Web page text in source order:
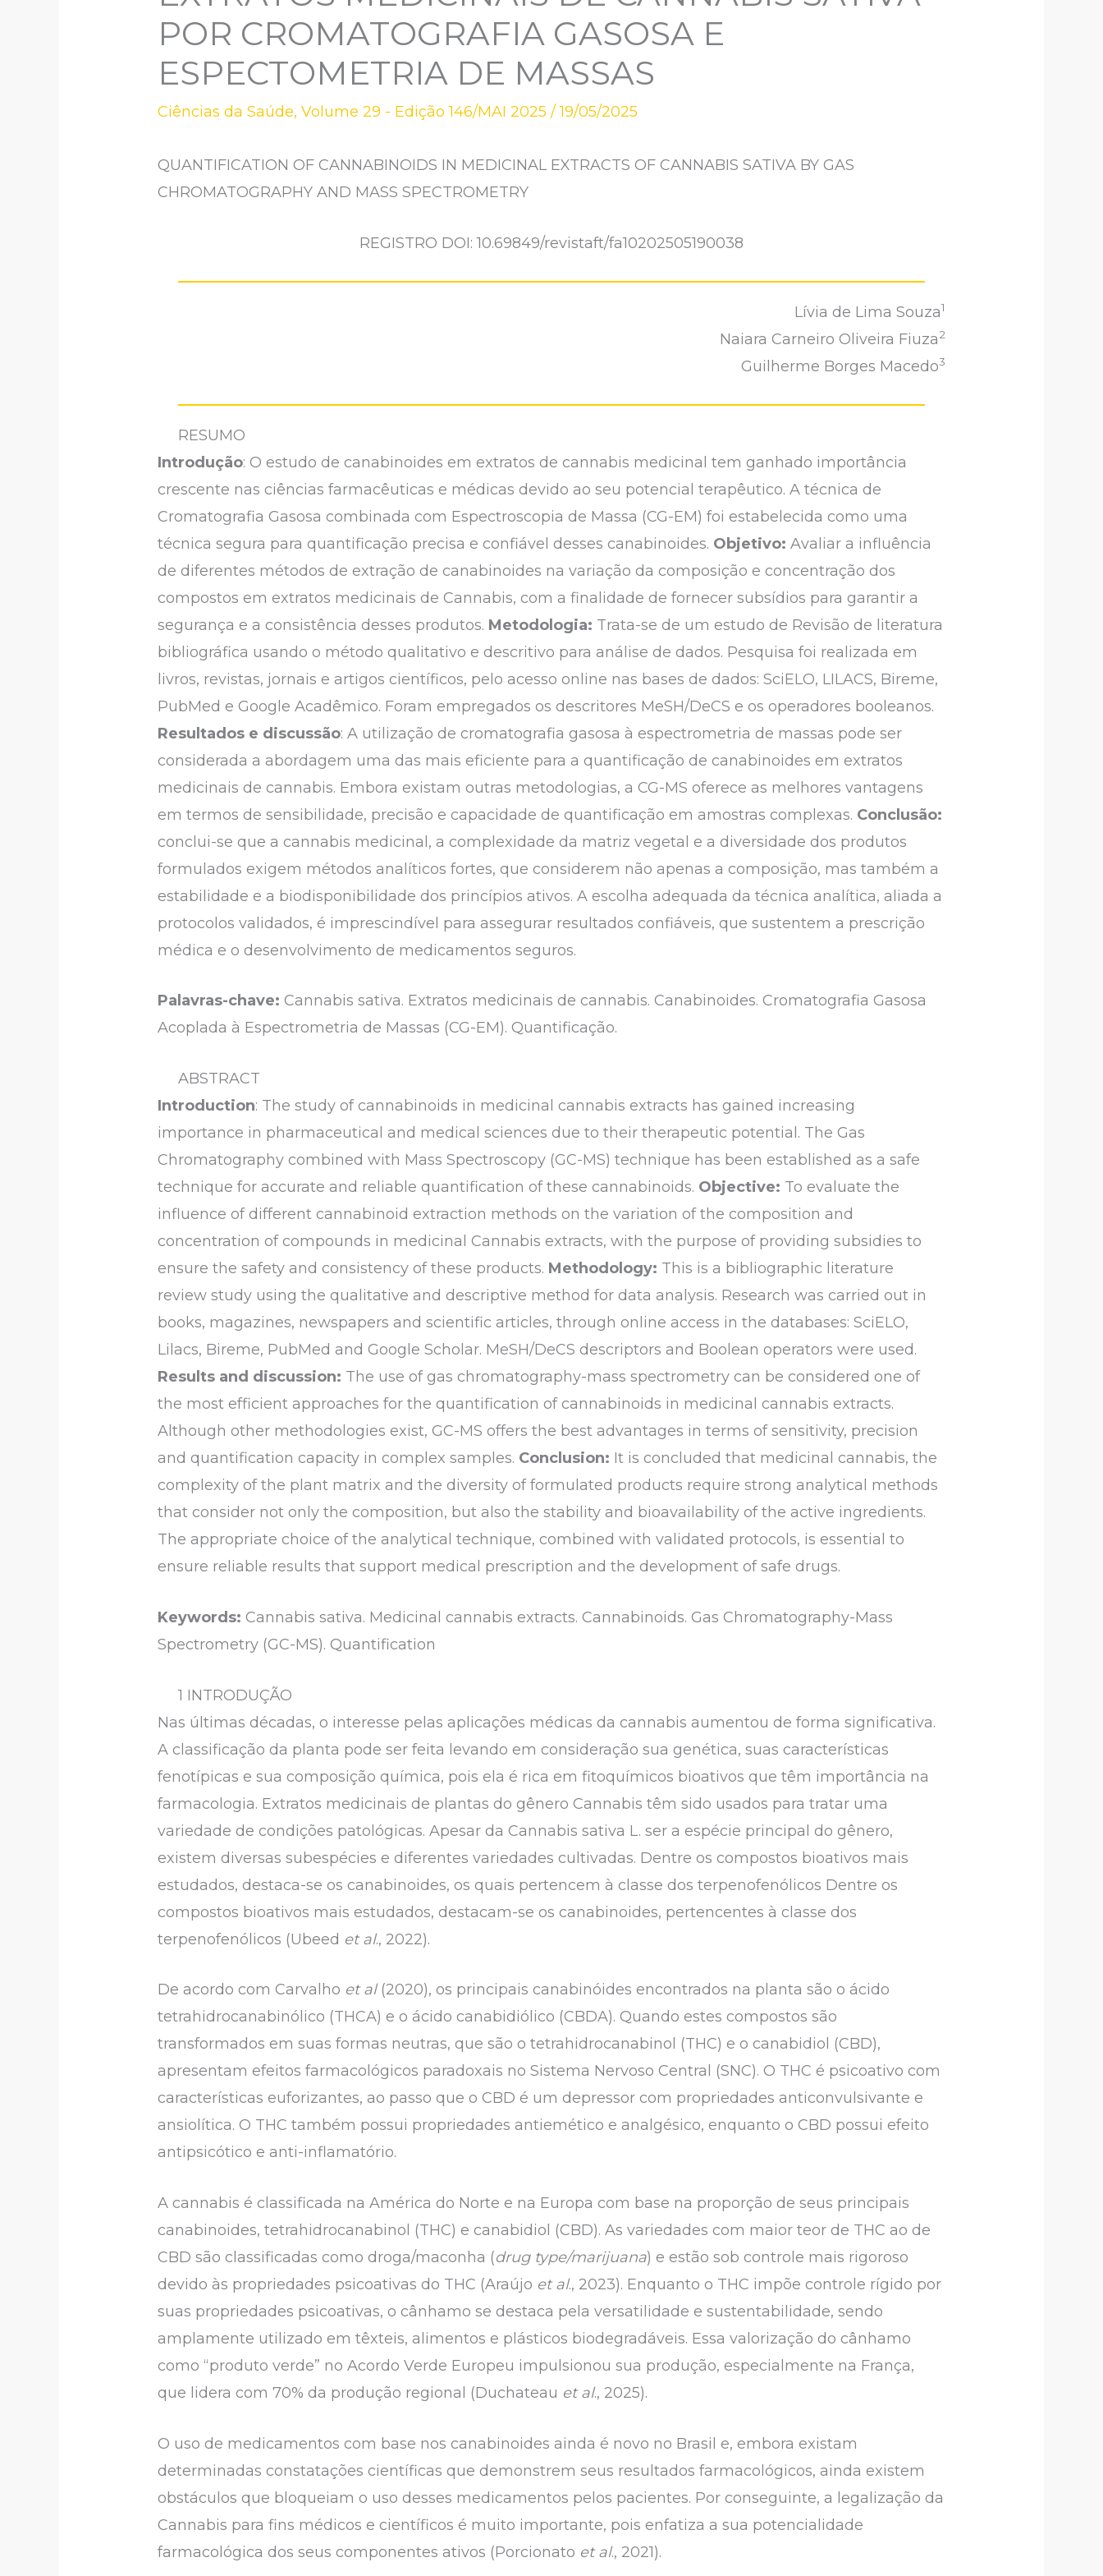
POR CROMATOGRAFIA GASOSA E
ESPECTOMETRIA DE MASSAS
Ciências da Saúde,Volume 29 - Edição 146/MAI 2025 /19/05/2025
QUANTIFICATION OF CANNABINOIDS IN MEDICINAL EXTRACTS OF CANNABIS SATIVA BY GAS
CHROMATOGRAPHY AND MASS SPECTROMETRY
REGISTRO DOI: 10.69849/revistaft/fa10202505190038
Lívia de Lima Souza1
Naiara Carneiro Oliveira Fiuza2
Guilherme Borges Macedo3
RESUMO
Introdução: O estudo de canabinoides em extratos de cannabis medicinal tem ganhado importância
crescente nas ciências farmacêuticas e médicas devido ao seu potencial terapêutico. A técnica de
Cromatografia Gasosa combinada com Espectroscopia de Massa (CG-EM) foi estabelecida como uma
técnica segura para quantificação precisa e confiável desses canabinoides. Objetivo: Avaliar a influência
de diferentes métodos de extração de canabinoides na variação da composição e concentração dos
compostos em extratos medicinais de Cannabis, com a finalidade de fornecer subsídios para garantir a
segurança e a consistência desses produtos. Metodologia: Trata-se de um estudo de Revisão de literatura
bibliográfica usando o método qualitativo e descritivo para análise de dados. Pesquisa foi realizada em
livros, revistas, jornais e artigos científicos, pelo acesso online nas bases de dados: SciELO, LILACS, Bireme,
PubMed e Google Acadêmico. Foram empregados os descritores MeSH/DeCS e os operadores booleanos.
Resultados e discussão: A utilização de cromatografia gasosa à espectrometria de massas pode ser
considerada a abordagem uma das mais eficiente para a quantificação de canabinoides em extratos
medicinais de cannabis. Embora existam outras metodologias, a CG-MS oferece as melhores vantagens
em termos de sensibilidade, precisão e capacidade de quantificação em amostras complexas. Conclusão:
conclui-se que a cannabis medicinal, a complexidade da matriz vegetal e a diversidade dos produtos
formulados exigem métodos analíticos fortes, que considerem não apenas a composição, mas também a
estabilidade e a biodisponibilidade dos princípios ativos. A escolha adequada da técnica analítica, aliada a
protocolos validados, é imprescindível para assegurar resultados confiáveis, que sustentem a prescrição
médica e o desenvolvimento de medicamentos seguros.
Palavras-chave:Cannabis sativa. Extratos medicinais de cannabis. Canabinoides. Cromatografia Gasosa
Acoplada à Espectrometria de Massas (CG-EM). Quantificação.
ABSTRACT
Introduction: The study of cannabinoids in medicinal cannabis extracts has gained increasing
importance in pharmaceutical and medical sciences due to their therapeutic potential. The Gas
Chromatography combined with Mass Spectroscopy (GC-MS) technique has been established as a safe
technique for accurate and reliable quantification of these cannabinoids. Objective: To evaluate the
influence of different cannabinoid extraction methods on the variation of the composition and
concentration of compounds in medicinal Cannabis extracts, with the purpose of providing subsidies to
ensure the safety and consistency of these products. Methodology: This is a bibliographic literature
review study using the qualitative and descriptive method for data analysis. Research was carried out in
books, magazines, newspapers and scientific articles, through online access in the databases: SciELO,
Lilacs, Bireme, PubMed and Google Scholar. MeSH/DeCS descriptors and Boolean operators were used.
Results and discussion: The use of gas chromatography-mass spectrometry can be considered one of
the most efficient approaches for the quantification of cannabinoids in medicinal cannabis extracts.
Although other methodologies exist, GC-MS offers the best advantages in terms of sensitivity, precision
and quantification capacity in complex samples. Conclusion: It is concluded that medicinal cannabis, the
complexity of the plant matrix and the diversity of formulated products require strong analytical methods
that consider not only the composition, but also the stability and bioavailability of the active ingredients.
The appropriate choice of the analytical technique, combined with validated protocols, is essential to
ensure reliable results that support medical prescription and the development of safe drugs.
Keywords: Cannabis sativa. Medicinal cannabis extracts. Cannabinoids. Gas Chromatography-Mass
Spectrometry (GC-MS). Quantification
1 INTRODUÇÃO
Nas últimas décadas, o interesse pelas aplicações médicas da cannabis aumentou de forma significativa.
A classificação da planta pode ser feita levando em consideração sua genética, suas características
fenotípicas e sua composição química, pois ela é rica em fitoquímicos bioativos que têm importância na
farmacologia. Extratos medicinais de plantas do gênero Cannabis têm sido usados para tratar uma
variedade de condições patológicas. Apesar da Cannabis sativa L. ser a espécie principal do gênero,
existem diversas subespécies e diferentes variedades cultivadas. Dentre os compostos bioativos mais
estudados, destaca-se os canabinoides, os quais pertencem à classe dos terpenofenólicos Dentre os
compostos bioativos mais estudados, destacam-se os canabinoides, pertencentes à classe dos
terpenofenólicos (Ubeed et al., 2022).
De acordo com Carvalho et al(2020), os principais canabinóides encontrados na planta são o ácido
tetrahidrocanabinólico (THCA) e o ácido canabidiólico (CBDA). Quando estes compostos são
transformados em suas formas neutras, que são o tetrahidrocanabinol (THC) e o canabidiol (CBD),
apresentam efeitos farmacológicos paradoxais no Sistema Nervoso Central (SNC). O THC é psicoativo com
características euforizantes, ao passo que o CBD é um depressor com propriedades anticonvulsivante e
ansiolítica. O THC também possui propriedades antiemético e analgésico, enquanto o CBD possui efeito
antipsicótico e anti-inflamatório.
A cannabis é classificada na América do Norte e na Europa com base na proporção de seus principais
canabinoides, tetrahidrocanabinol (THC) e canabidiol (CBD). As variedades com maior teor de THC ao de
CBD são classificadas como droga/maconha (drug type/marijuana) e estão sob controle mais rigoroso
devido às propriedades psicoativas do THC (Araújo et al., 2023). Enquanto o THC impõe controle rígido por
suas propriedades psicoativas, o cânhamo se destaca pela versatilidade e sustentabilidade, sendo
amplamente utilizado em têxteis, alimentos e plásticos biodegradáveis. Essa valorização do cânhamo
como “produto verde” no Acordo Verde Europeu impulsionou sua produção, especialmente na França,
que lidera com 70% da produção regional (Duchateau et al., 2025).
O uso de medicamentos com base nos canabinoides ainda é novo no Brasil e, embora existam
determinadas constatações científicas que demonstrem seus resultados farmacológicos, ainda existem
obstáculos que bloqueiam o uso desses medicamentos pelos pacientes. Por conseguinte, a legalização da
Cannabis para fins médicos e científicos é muito importante, pois enfatiza a sua potencialidade
farmacológica dos seus componentes ativos (Porcionato et al., 2021).